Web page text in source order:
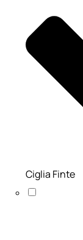
Ciglia Finte